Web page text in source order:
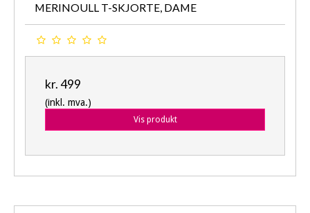
MERINOULL T-SKJORTE, DAME
kr. 499
(inkl. mva.)
Vis produkt